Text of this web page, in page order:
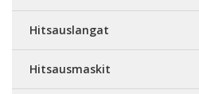
Hitsauslangat
Hitsausmaskit